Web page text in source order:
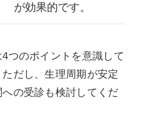
が効果的です。
つのポイントを意識して
だし、生理周期が安定
の受診も検討してくだ